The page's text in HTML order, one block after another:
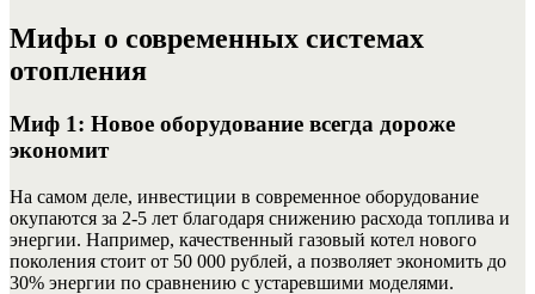
Мифы о современных системах
отопления
Миф 1: Новое оборудование всегда дороже
экономит
На самом деле, инвестиции в современное оборудование
окупаются за 2-5 лет благодаря снижению расхода топлива и
энергии. Например, качественный газовый котел нового
поколения стоит от 50 000 рублей, а позволяет экономить до
30% энергии по сравнению с устаревшими моделями.